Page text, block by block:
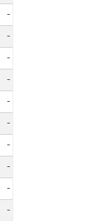
-
-
-
-
-
-
-
-
-
-